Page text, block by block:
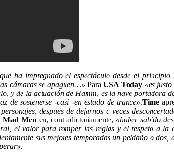
ha impregnado el espectáculo desde el
cámaras se apaguen…» ParaUSA Today «es
y de la actuación de Hamm, es la nave portadora
de sostenerse -casi -en estado de trance».Time
,después de dejarnos aveces
Mad Men en, contradictoriamente, «haber sabido
el valor para romper las reglas y el respeto a la
lentamente sus mejores temporadas un peldaño o dos,
.